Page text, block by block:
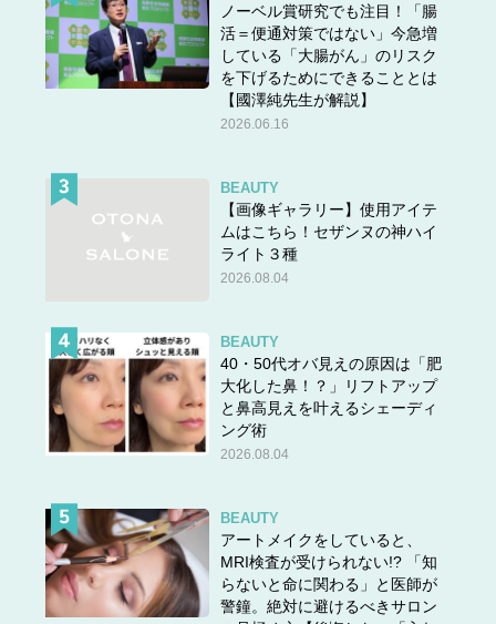
ノーベル賞研究でも注目！「腸
活＝便通対策ではない」今急増
している「大腸がん」のリスク
を下げるためにできることとは
【國澤純先生が解説】
2026.06.16
BEAUTY
【画像ギャラリー】使用アイテ
ムはこちら！セザンヌの神ハイ
ライト３種
2026.08.04
BEAUTY
40・50代オバ見えの原因は「肥
大化した鼻！？」リフトアップ
と鼻高見えを叶えるシェーディ
ング術
2026.08.04
BEAUTY
アートメイクをしていると、
MRI検査が受けられない!? 「知
らないと命に関わる」と医師が
警鐘。絶対に避けるべきサロン